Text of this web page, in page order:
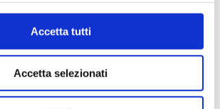
Accetta tutti
Accetta selezionati
semifinale della Supercoppa LNP
S.Bernardo Cantù ha affrontato
a Orzinuovi per la partita di
che ha giocato, onestamente ha